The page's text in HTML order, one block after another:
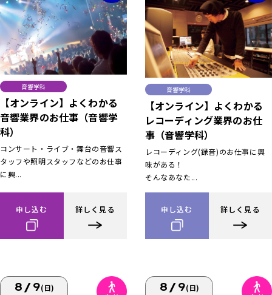
音響学科
【オンライン】よくわかる
音響業界のお仕事（音響学
科）
コンサート・ライブ・舞台の音響ス
タッフや照明スタッフなどのお仕事
に興...
申し込む 詳しく見る
音響学科
【オンライン】よくわかる
レコーディング業界のお仕
事（音響学科）
レコーディング(録音)のお仕事に興
味がある！
そんなあなた...
申し込む 詳しく見る
8/9(日) 8/9(日)